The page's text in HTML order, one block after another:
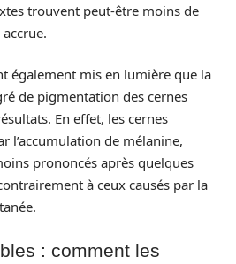
trouvent peut-être moins de
également mis en lumière que la
de pigmentation des cernes
En effet, les cernes
l’accumulation de mélanine,
prononcés après quelques
à ceux causés par la
: comment les